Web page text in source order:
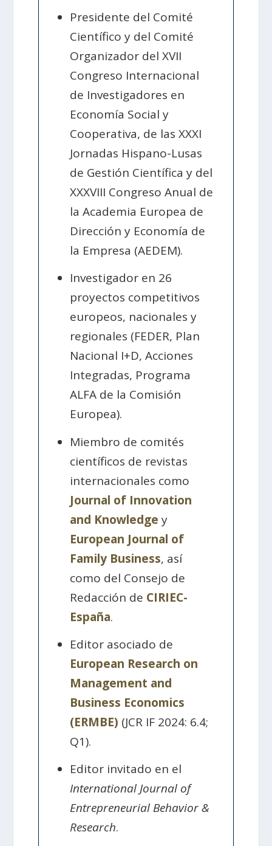
Presidente del Comité
Científico y del Comité
Organizador del XVII
Congreso Internacional
de Investigadores en
Economía Social y
Cooperativa, de las XXXI
Jornadas Hispano-Lusas
de Gestión Científica y del
XXXVIII Congreso Anual de
la Academia Europea de
Dirección y Economía de
la Empresa (AEDEM).
Investigador en 26
proyectos competitivos
europeos, nacionales y
regionales (FEDER, Plan
Nacional I+D, Acciones
Integradas, Programa
ALFA de la Comisión
Europea).
Miembro de comités
científicos de revistas
internacionales como
Journal of Innovation
and Knowledge y
European Journal of
Family Business, así
como del Consejo de
Redacción de CIRIEC-
España.
Editor asociado de
European Research on
Management and
Business Economics
(ERMBE) (JCR IF 2024: 6.4;
Q1).
Editor invitado en el
International Journal of
Entrepreneurial Behavior &
Research.